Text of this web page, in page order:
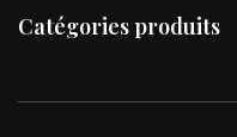
Catégories produits